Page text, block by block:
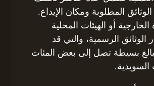
المطلوبة ومكان الإيداع.
أو الهيئات المحلية
الوثائق الرسمية، والتي قد
بسيطة تصل إلى بعض المئات